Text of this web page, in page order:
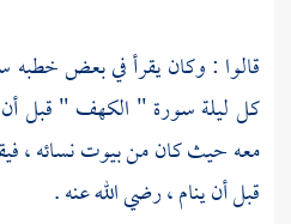
قالوا : وكان يقرأ في بعض خطبه
كل ليلة سورة " الكهف " قبل أن
معه حيث كان من بيوت نسائه ،
قبل أن ينام ، رضي الله عنه .